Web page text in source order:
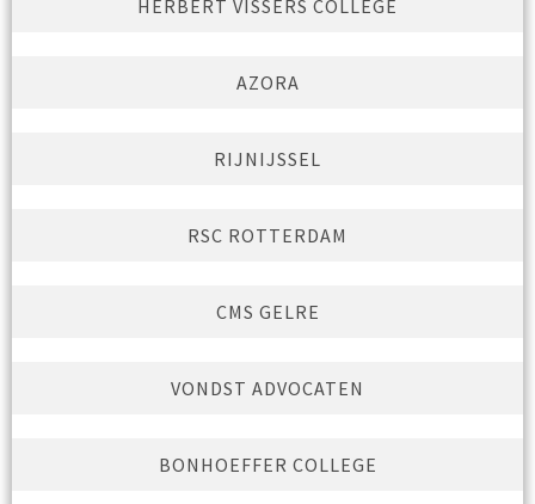
HERBERT VISSERS COLLEGE
AZORA
RIJNIJSSEL
RSC ROTTERDAM
CMS GELRE
VONDST ADVOCATEN
BONHOEFFER COLLEGE